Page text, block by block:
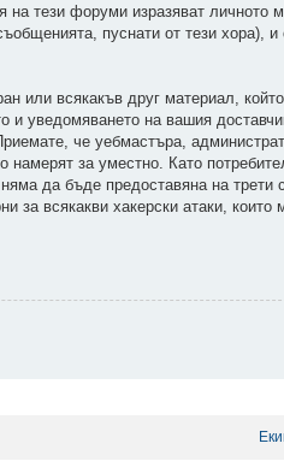
тези форуми изразяват личното
пуснати от тези хора),
или всякакъв друг материал,
и уведомяването на вашия
че уебмастъра,
за уместно. Като
да бъде предоставяна на трети
за всякакви хакерски атаки, които